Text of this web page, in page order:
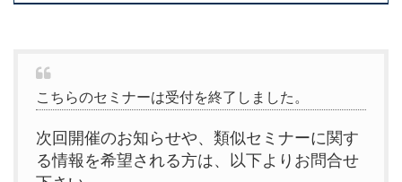
こちらのセミナーは受付を終了しました。
次回開催のお知らせや、類似セミナーに関す
る情報を希望される方は、以下よりお問合せ